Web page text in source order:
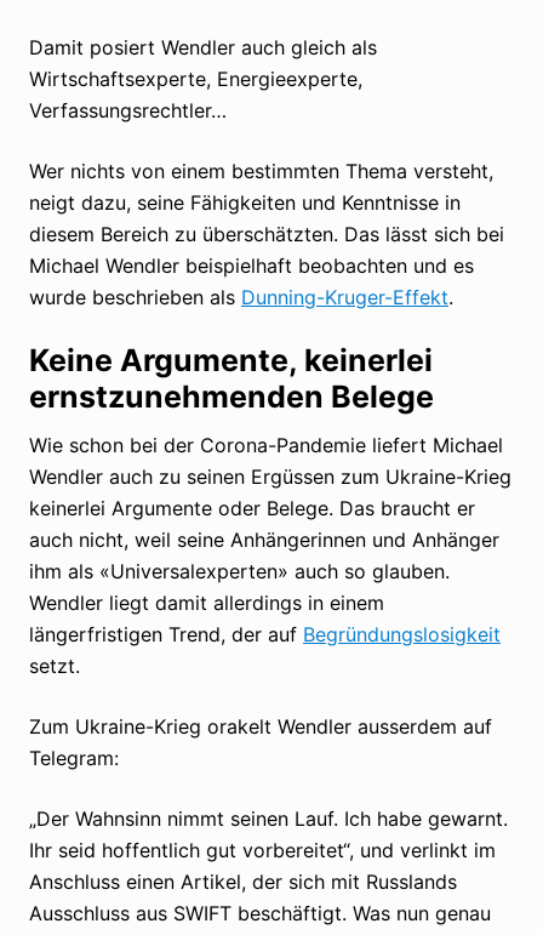
Damit posiert Wendler auch gleich als
Wirtschaftsexperte, Energieexperte,
Verfassungsrechtler…
Wer nichts von einem bestimmten Thema versteht,
neigt dazu, seine Fähigkeiten und Kenntnisse in
diesem Bereich zu überschätzten. Das lässt sich bei
Michael Wendler beispielhaft beobachten und es
wurde beschrieben als Dunning-Kruger-Effekt.
Keine Argumente, keinerlei
ernstzunehmenden Belege
Wie schon bei der Corona-Pandemie liefert Michael
Wendler auch zu seinen Ergüssen zum Ukraine-Krieg
keinerlei Argumente oder Belege. Das braucht er
auch nicht, weil seine Anhängerinnen und Anhänger
ihm als «Universalexperten» auch so glauben.
Wendler liegt damit allerdings in einem
längerfristigen Trend, der auf Begründungslosigkeit
setzt.
Zum Ukraine-Krieg orakelt Wendler ausserdem auf
Telegram:
„Der Wahnsinn nimmt seinen Lauf. Ich habe gewarnt.
Ihr seid hoffentlich gut vorbereitet“, und verlinkt im
Anschluss einen Artikel, der sich mit Russlands
Ausschluss aus SWIFT beschäftigt. Was nun genau